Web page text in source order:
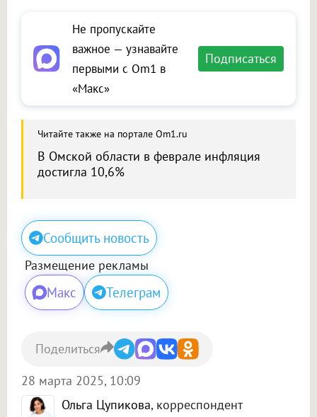
Не пропускайте
важное — узнавайте
первыми с Om1 в
«Макс»
Подписаться
Читайте также на портале Om1.ru
В Омской области в феврале инфляция
достигла 10,6%
Сообщить новость
Размещение рекламы
Макс Телеграм
Ольга Цупикова, корреспондент
28 марта 2025, 10:09
Поделиться